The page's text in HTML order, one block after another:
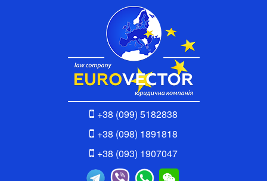
+38 (099) 5182838
+38 (098) 1891818
+38 (093) 1907047